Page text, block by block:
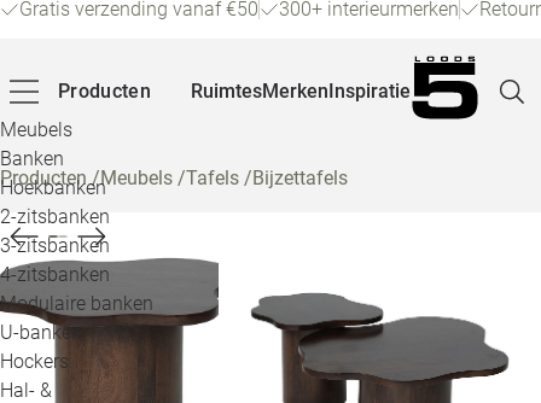
Gratis verzending vanaf €50 300+ interieurmerken
Producten
Meubels
Banken
Hoekbanken
2-zitsbanken
3-zitsbanken
4-zitsbanken
Modulaire banken
U-banken
Hockers
Hal- &
RuimtesMerkenInspiratie
Producten/Meubels /Tafels /Bijzettafels